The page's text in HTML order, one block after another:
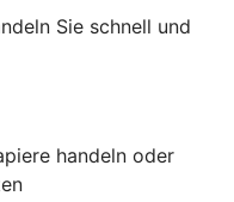
Sie schnell und
handeln oder